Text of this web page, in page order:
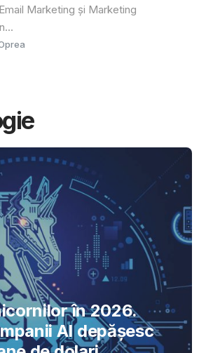
Marketing și Marketing
în 2026.
AI depășesc